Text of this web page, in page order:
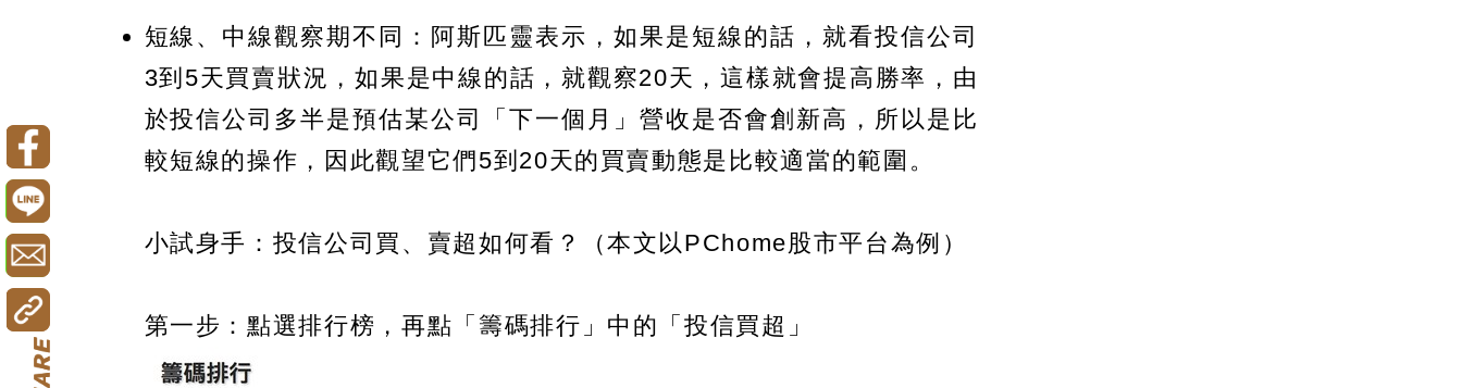
短線、中線觀察期不同：阿斯匹靈表示，如果是短線的話，就看投信公司
3到5天買賣狀況，如果是中線的話，就觀察20天，這樣就會提高勝率，由
於投信公司多半是預估某公司「下一個月」營收是否會創新高，所以是比
較短線的操作，因此觀望它們5到20天的買賣動態是比較適當的範圍。
小試身手：投信公司買、賣超如何看？（本文以PChome股市平台為例）
第一步：點選排行榜，再點「籌碼排行」中的「投信買超」